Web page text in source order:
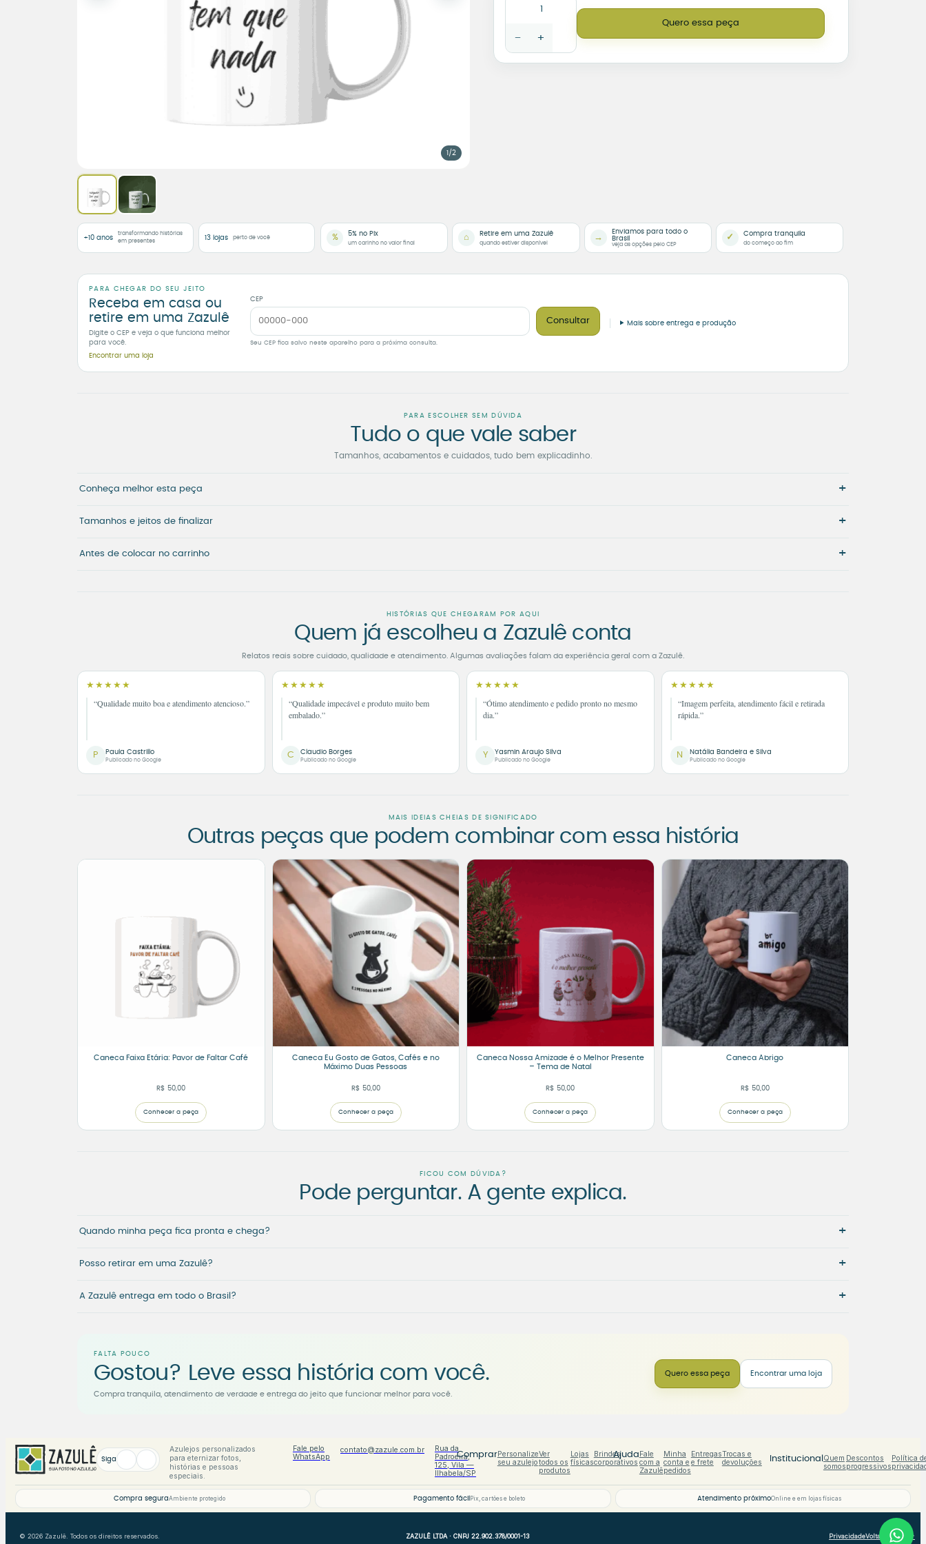
1/2
− +
Quero essa peça
+10 anos
transformando histórias
em presentes
13 lojas perto de você % 5% no Pix
um carinho no valor final
⌂ Retire em uma Zazulê
quando estiver disponível
→
Enviamos para todo o
Brasil
veja as opções pelo CEP
✓ Compra tranquila
do começo ao fim
PARA CHEGAR DO SEU JEITO
Receba em casa ou
retire em uma Zazulê
Digite o CEP e veja o que funciona melhor
para você.
Encontrar uma loja
CEP
Consultar
Seu CEP fica salvo neste aparelho para a próxima consulta.
Mais sobre entrega e produção
PARA ESCOLHER SEM DÚVIDA
Tudo o que vale saber
Tamanhos, acabamentos e cuidados, tudo bem explicadinho.
Conheça melhor esta peça +
Tamanhos e jeitos de finalizar +
Antes de colocar no carrinho +
HISTÓRIAS QUE CHEGARAM POR AQUI
Quem já escolheu a Zazulê conta
Relatos reais sobre cuidado, qualidade e atendimento. Algumas avaliações falam da experiência geral com a Zazulê.
★★★★★
“Qualidade muito boa e atendimento atencioso.”
P Paula Castrillo
Publicado no Google
★★★★★
“Qualidade impecável e produto muito bem
embalado.”
C Claudio Borges
Publicado no Google
★★★★★
“Ótimo atendimento e pedido pronto no mesmo
dia.”
Y Yasmin Araujo Silva
Publicado no Google
★★★★★
“Imagem perfeita, atendimento fácil e retirada
rápida.”
N Natália Bandeira e Silva
Publicado no Google
MAIS IDEIAS CHEIAS DE SIGNIFICADO
Outras peças que podem combinar com essa história
Caneca Faixa Etária: Pavor de Faltar Café
R$ 50,00
Conhecer a peça
Caneca Eu Gosto de Gatos, Cafés e no
Máximo Duas Pessoas
R$ 50,00
Conhecer a peça
Caneca Nossa Amizade é o Melhor Presente
– Tema de Natal
R$ 50,00
Conhecer a peça
Caneca Abrigo
R$ 50,00
Conhecer a peça
FICOU COM DÚVIDA?
Pode perguntar. A gente explica.
Quando minha peça fica pronta e chega? +
Posso retirar em uma Zazulê? +
A Zazulê entrega em todo o Brasil? +
FALTA POUCO
Gostou? Leve essa história com você.
Compra tranquila, atendimento de verdade e entrega do jeito que funcionar melhor para você.
Quero essa peça Encontrar uma loja
Siga
Azulejos personalizados
para eternizar fotos,
histórias e pessoas
especiais.
Fale pelo
WhatsApp
contato@zazule.com.br
Rua da
Padroeira,
125, Vila —
Ilhabela/SP
ComprarPersonalize
seu azulejo
Ver
todos os
produtos
Lojas
físicas
Brindes
corporativos
AjudaFale
com a
Zazulê
Minha
conta e
pedidos
Entregas
e frete
Trocas e
devoluções
Institucional Quem
somos
Descontos
progressivos
Política
Compra seguraAmbiente protegido Pagamento fácil Pix, cartões e boleto Atendimento próximoOnline e em lojas físicas
© 2026 Zazulê. Todos os direitos reservados. ZAZULÊ LTDA · CNPJ 22.902.378/0001-13 PrivacidadeVoltar ao topo ↑